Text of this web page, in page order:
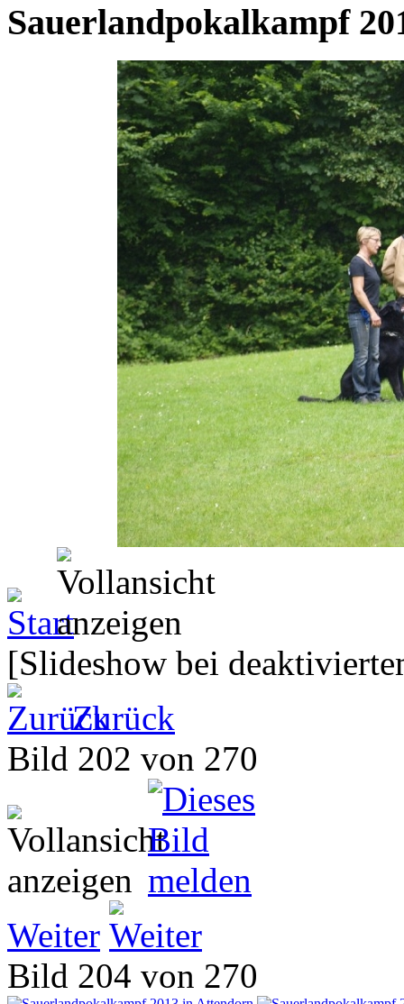
Sauerlandpokalkampf
[Slideshow bei
Zurück
Bild 202 von 270
Weiter
Bild 204 von 270